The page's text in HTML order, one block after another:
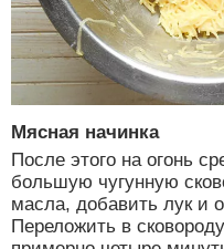
Мясная начинка
После этого на огонь
большую чугунную
масла, добавить лук и
Переложить в